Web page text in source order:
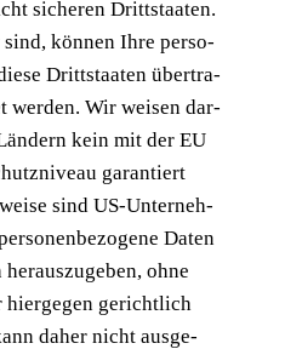
siche­ren Dritt­staa­ten.
kön­nen Ihre per­so­
Dritt­staa­ten über­tra­
wer­den. Wir wei­sen dar­
kein mit der EU
garan­tiert
sind US-Unter­neh­
Daten
ohne
hier­ge­gen gericht­lich
daher nicht aus­ge­